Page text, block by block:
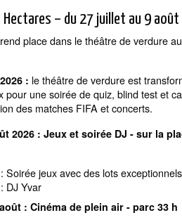
Hectares – du 27 juillet au 9
place dans le théâtre de verdure
: le théâtre de verdure est
pour une soirée de quiz, blind test et
des matches FIFA et concerts.
2026 : Jeux et soirée DJ - sur la
Soirée jeux avec des lots
DJ Yvar
: Cinéma de plein air - parc 33 h